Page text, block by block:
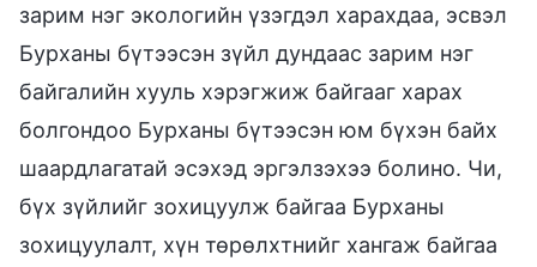
зарим нэг экологийн үзэгдэл харахдаа, эсвэл
Бурханы бүтээсэн зүйл дундаас зарим нэг
байгалийн хууль хэрэгжиж байгааг харах
болгондоо Бурханы бүтээсэн юм бүхэн байх
шаардлагатай эсэхэд эргэлзэхээ болино. Чи,
бүх зүйлийг зохицуулж байгаа Бурханы
зохицуулалт, хүн төрөлхтнийг хангаж байгаа